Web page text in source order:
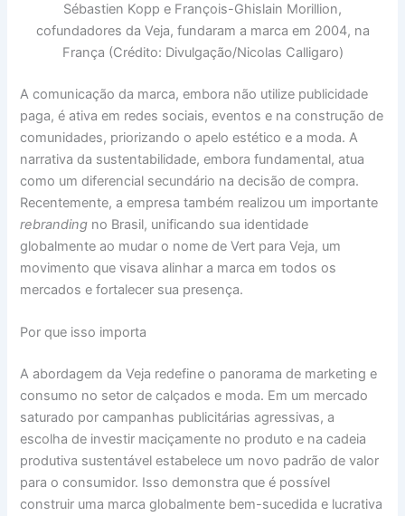
Sébastien Kopp e François-Ghislain Morillion,
cofundadores da Veja, fundaram a marca em 2004, na
França (Crédito: Divulgação/Nicolas Calligaro)
A comunicação da marca, embora não utilize publicidade
paga, é ativa em redes sociais, eventos e na construção de
comunidades, priorizando o apelo estético e a moda. A
narrativa da sustentabilidade, embora fundamental, atua
como um diferencial secundário na decisão de compra.
Recentemente, a empresa também realizou um importante
rebranding no Brasil, unificando sua identidade
globalmente ao mudar o nome de Vert para Veja, um
movimento que visava alinhar a marca em todos os
mercados e fortalecer sua presença.
Por que isso importa
A abordagem da Veja redefine o panorama de marketing e
consumo no setor de calçados e moda. Em um mercado
saturado por campanhas publicitárias agressivas, a
escolha de investir maciçamente no produto e na cadeia
produtiva sustentável estabelece um novo padrão de valor
para o consumidor. Isso demonstra que é possível
construir uma marca globalmente bem-sucedida e lucrativa